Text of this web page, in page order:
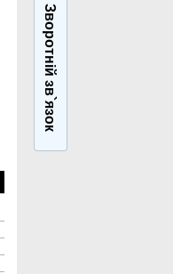
Зворотній зв`язок